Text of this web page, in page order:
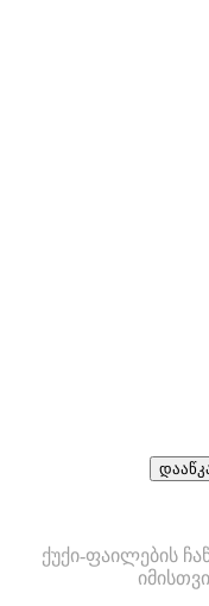
ქუქი-ფაილების